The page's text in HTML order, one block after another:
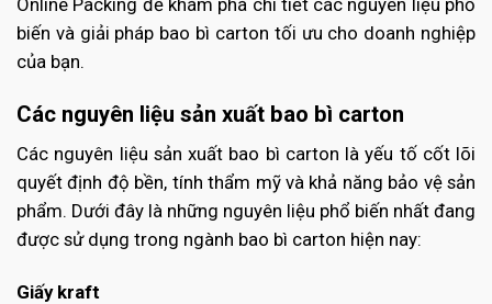
Online Packing để khám phá chi tiết các nguyên liệu phổ
biến và giải pháp bao bì carton tối ưu cho doanh nghiệp
của bạn.
Các nguyên liệu sản xuất bao bì carton
Các nguyên liệu sản xuất bao bì carton là yếu tố cốt lõi
quyết định độ bền, tính thẩm mỹ và khả năng bảo vệ sản
phẩm. Dưới đây là những nguyên liệu phổ biến nhất đang
được sử dụng trong ngành bao bì carton hiện nay:
Giấy kraft